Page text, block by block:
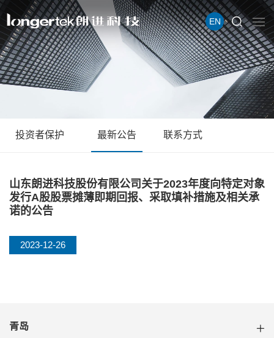
EN
投资者保护 最新公告 联系方式
山东朗进科技股份有限公司关于2023年度向特定对象
发行A股股票摊薄即期回报、采取填补措施及相关承
诺的公告
2023-12-26
青岛